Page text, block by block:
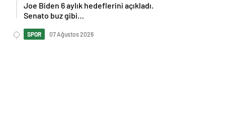
Joe Biden 6 aylık hedeflerini açıkladı.
Senato buz gibi…
SPOR 07 Ağustos 2026